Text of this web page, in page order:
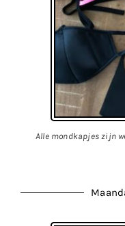
Alle mondkapjes zijn